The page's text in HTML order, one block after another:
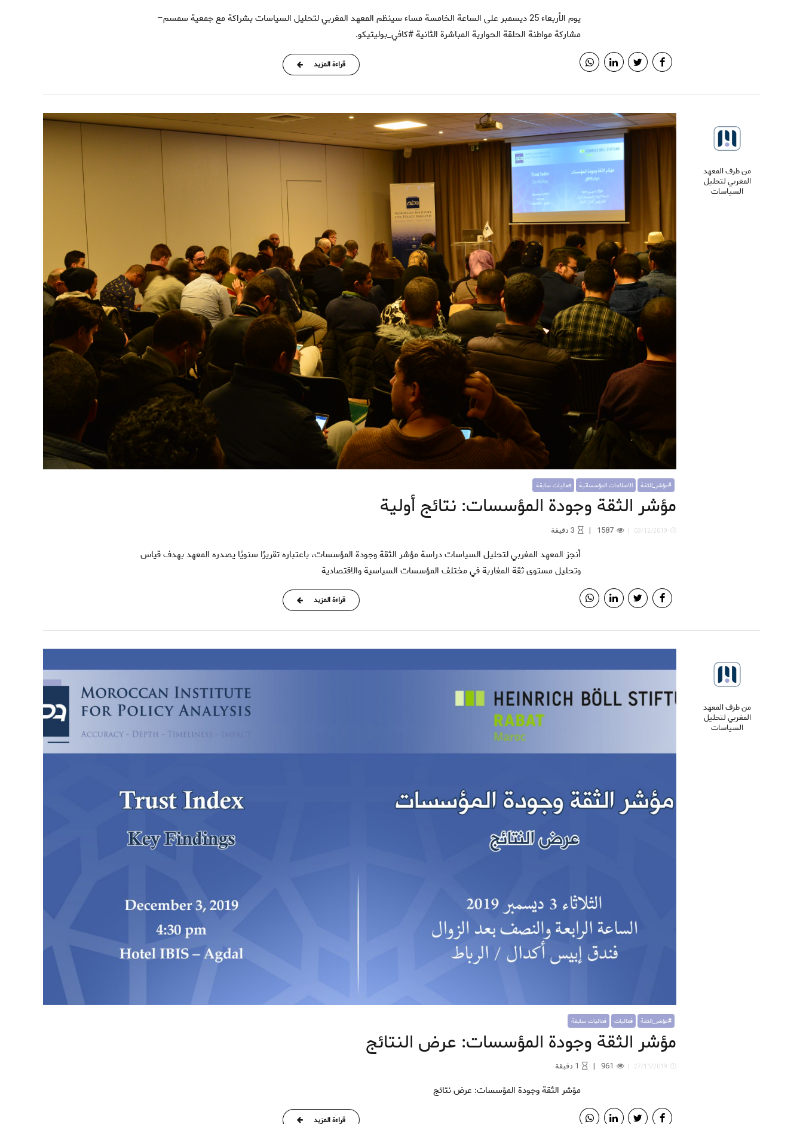
يوم الأربعاء 25 ديسمبر على الساعة الخامسة مساء سينظم المعهد المغربي لتحليل السياسات بشراكة مع جمعية سمسم–
مشاركة مواطنة الحلقة الحوارية المباشرة الثانية #كافي_بوليتيكو.
قراءة المزيد
من طرف المعهد
المغربي لتحليل
السياسات
#مؤشر_الثقة الاصلاحات المؤسساتية فعاليات سابقة
مؤشر الثقة وجودة المؤسسات: نتائج أولية
03/12/2019
1587
3دقيقة
أنجز المعهد المغربي لتحليل السياسات دراسة مؤشر الثقة وجودة المؤسسات، باعتباره تقريرًا سنويًا يصدره المعهد بهدف قياس
وتحليل مستوى ثقة المغاربة في مختلف المؤسسات السياسية والاقتصادية
قراءة المزيد
من طرف المعهد
المغربي لتحليل
السياسات
#مؤشر_الثقة فعاليات فعاليات سابقة
مؤشر الثقة وجودة المؤسسات: عرض النتائج
27/11/2019
961
1 دقيقة
مؤشر الثقة وجودة المؤسسات: عرض نتائج
قراءة المزيد